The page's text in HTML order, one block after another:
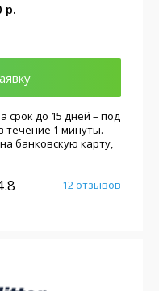
р.
срок до 15 дней – под
течение 1 минуты.
банковскую карту,
12 отзывов